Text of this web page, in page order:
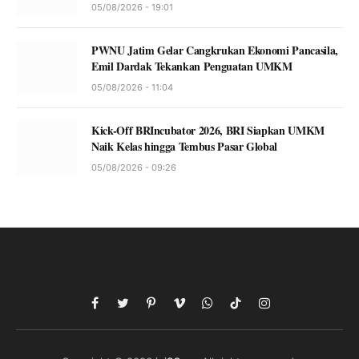
05/08/2026 - 19:01
PWNU Jatim Gelar Cangkrukan Ekonomi Pancasila,
Emil Dardak Tekankan Penguatan UMKM
05/08/2026 - 11:04
Kick-Off BRIncubator 2026, BRI Siapkan UMKM
Naik Kelas hingga Tembus Pasar Global
05/08/2026 - 09:26
Facebook
TwitterPinterestVimeoWhatsApp
TikTokInstagram